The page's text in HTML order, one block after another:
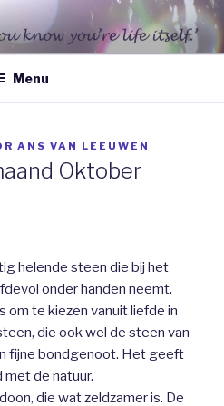
Menu
ANS VAN LEEUWEN
Oktober
helende steen die bij het
onder handen neemt.
om te kiezen vanuit liefde in
die ook wel de steen van
fijne bondgenoot. Het geeft
de natuur.
die wat zeldzamer is. De